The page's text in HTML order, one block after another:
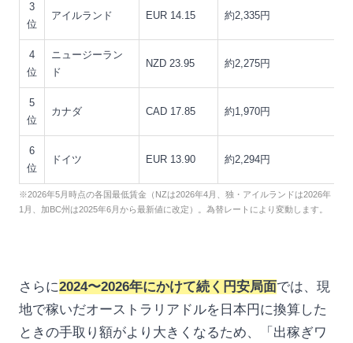
3
位
アイルランド EUR 14.15 約2,335円
4
位
ニュージーラン
ド
NZD 23.95 約2,275円
5
位
カナダ CAD 17.85 約1,970円
6
位
ドイツ EUR 13.90 約2,294円
※2026年5月時点の各国最低賃金（NZは2026年4月、独・アイルランドは2026年
1月、加BC州は2025年6月から最新値に改定）。為替レートにより変動します。
さらに2024〜2026年にかけて続く円安局面では、現
地で稼いだオーストラリアドルを日本円に換算した
ときの手取り額がより大きくなるため、「出稼ぎワ